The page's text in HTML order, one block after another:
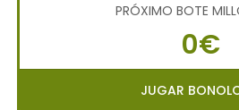
PRÓXIMO BOTE
0€
JUGAR